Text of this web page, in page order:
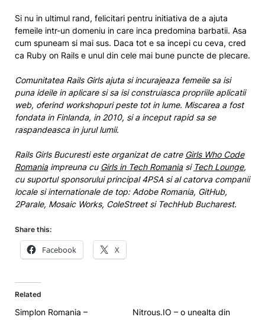
Si nu in ultimul rand, felicitari pentru initiativa de a ajuta
femeile intr-un domeniu in care inca predomina barbatii. Asa
cum spuneam si mai sus. Daca tot e sa incepi cu ceva, cred
ca Ruby on Rails e unul din cele mai bune puncte de plecare.
Comunitatea Rails Girls ajuta si incurajeaza femeile sa isi
puna ideile in aplicare si sa isi construiasca propriile aplicatii
web, oferind workshopuri peste tot in lume. Miscarea a fost
fondata in Finlanda, in 2010, si a inceput rapid sa se
raspandeasca in jurul lumii.
Rails Girls Bucuresti este organizat de catre Girls Who Code
Romaniaimpreuna cu Girls in Tech Romaniasi Tech Lounge,
cu suportul sponsorului principal 4PSA si al catorva companii
locale si internationale de top: Adobe Romania, GitHub,
2Parale, Mosaic Works, ColeStreet si TechHub Bucharest.
Share this:
Facebook X
Related
Simplon Romania –
Nitrous.IO – o unealta din